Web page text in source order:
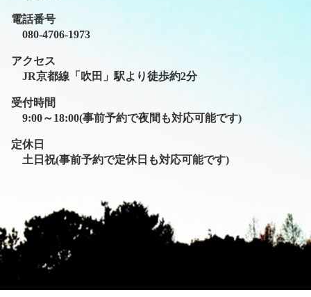
電話番号
080-4706-1973
アクセス
JR京都線「吹田」駅より徒歩約2分
受付時間
9:00～18:00(事前予約で夜間も対応可能です)
定休日
土日祝(事前予約で定休日も対応可能です)